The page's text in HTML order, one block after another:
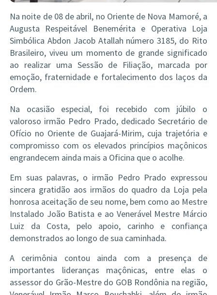
Na noite de 08 de abril, no Oriente de Nova Mamoré, a
Augusta Respeitável Benemérita e Operativa Loja
Simbólica Abdon Jacob Atallah número 3185, do Rito
Brasileiro, viveu um momento de grande significado
ao realizar uma Sessão de Filiação, marcada por
emoção, fraternidade e fortalecimento dos laços da
Ordem.
Na ocasião especial, foi recebido com júbilo o
valoroso irmão Pedro Prado, dedicado Secretário de
Ofício no Oriente de Guajará-Mirim, cuja trajetória e
compromisso com os elevados princípios maçônicos
engrandecem ainda mais a Oficina que o acolhe.
Em suas palavras, o irmão Pedro Prado expressou
sincera gratidão aos irmãos do quadro da Loja pela
honrosa aceitação de seu nome, bem como ao Mestre
Instalado João Batista e ao Venerável Mestre Márcio
Luiz da Costa, pelo apoio, carinho e confiança
demonstrados ao longo de sua caminhada.
A cerimônia contou ainda com a presença de
importantes lideranças maçônicas, entre elas o
assessor do Grão-Mestre do GOB Rondônia na região,